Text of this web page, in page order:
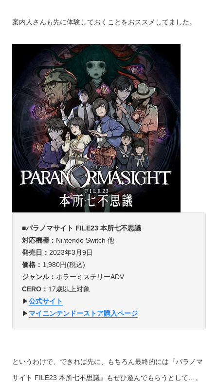
案内人さんも先に体験しておくことをおススメしてました。
■パラノマサイト FILE23 本所七不思議
対応機種： Nintendo Switch 他
発売日： 2023年3月9日
価格： 1,980円(税込)
ジャンル： ホラーミステリーADV
CERO： 17歳以上対象
▶︎公式サイト
▶︎ マイニンテンドーストア購入ページ
というわけで、できれば先に、もちろん最終的には『パラノマ
サイト FILE23 本所七不思議』もぜひ遊んでもらうとして…。